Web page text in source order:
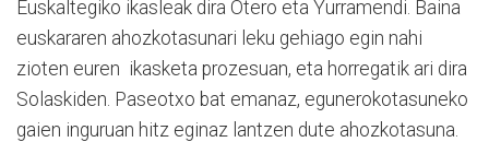
Euskaltegiko ikasleak dira Otero eta Yurramendi. Baina
euskararen ahozkotasunari leku gehiago egin nahi
zioten euren ikasketa prozesuan, eta horregatik ari dira
Solaskiden. Paseotxo bat emanaz, egunerokotasuneko
gaien inguruan hitz eginaz lantzen dute ahozkotasuna.